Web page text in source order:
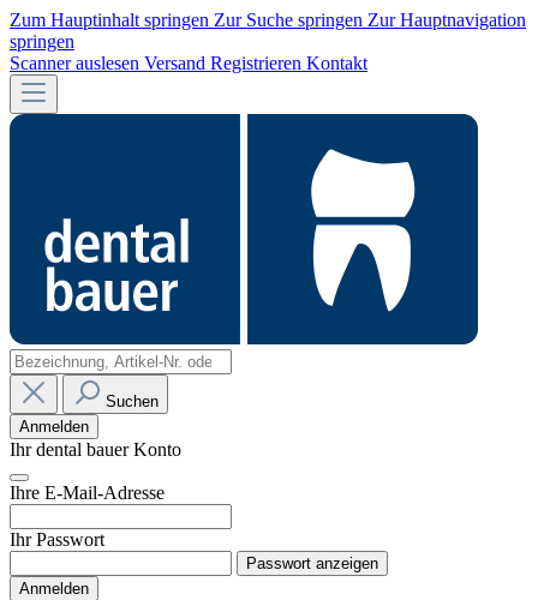
Zum Hauptinhalt springen Zur Suche springen Zur Hauptnavigation
springen
Scanner auslesen Versand Registrieren Kontakt
Suchen
Anmelden
Ihr dental bauer Konto
Ihre E-Mail-Adresse
Ihr Passwort
Passwort anzeigen
Anmelden